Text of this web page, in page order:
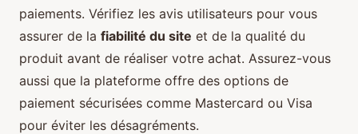
paiements. Vérifiez les avis utilisateurs pour vous
assurer de la fiabilité du site et de la qualité du
produit avant de réaliser votre achat. Assurez-vous
aussi que la plateforme offre des options de
paiement sécurisées comme Mastercard ou Visa
pour éviter les désagréments.